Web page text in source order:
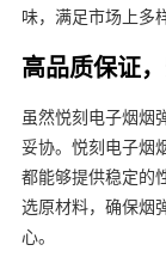
味，满足市场上多
高品质保证
虽然悦刻电子烟烟
妥协。悦刻电子烟
都能够提供稳定的
选原材料，确保烟
心。